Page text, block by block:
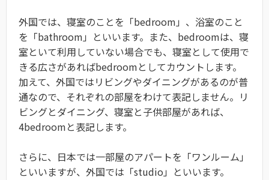
外国では、寝室のことを「bedroom」、浴室のこと
を「bathroom」といいます。また、bedroomは、寝
室といて利用していない場合でも、寝室として使用で
きる広さがあればbedroomとしてカウントします。
加えて、外国ではリビングやダイニングがあるのが普
通なので、それぞれの部屋をわけて表記しません。リ
ビングとダイニング、寝室と子供部屋があれば、
4bedroomと表記します。
さらに、日本では一部屋のアパートを「ワンルーム」
といいますが、外国では「studio」といいます。